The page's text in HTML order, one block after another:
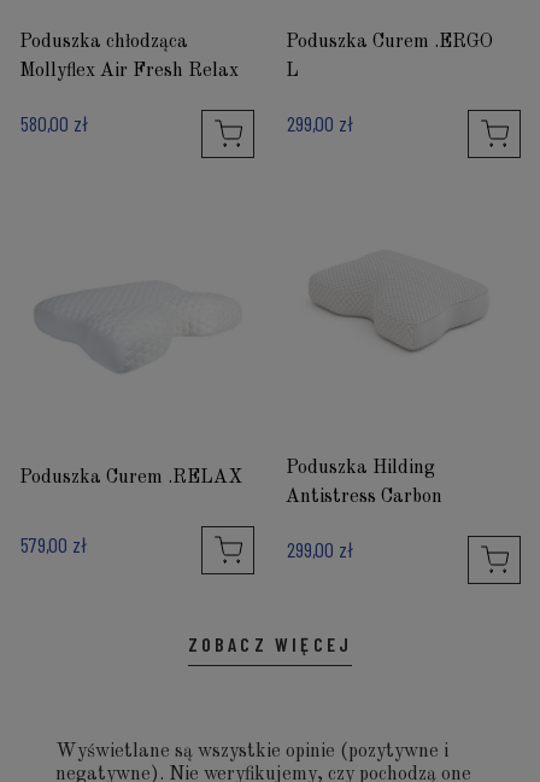
Poduszka chłodząca
Mollyflex Air Fresh Relax
580,00 zł
Poduszka Curem .ERGO
L
299,00 zł
Poduszka Curem .RELAX
579,00 zł
Poduszka Hilding
Antistress Carbon
299,00 zł
ZOBACZ WIĘCEJ
Wyświetlane są wszystkie opinie (pozytywne i
negatywne). Nie weryfikujemy, czy pochodzą one